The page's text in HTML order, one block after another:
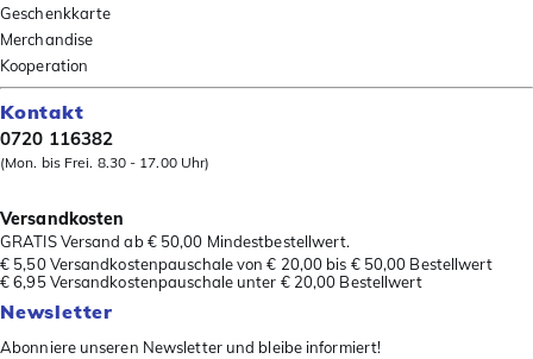
Geschenkkarte
Merchandise
Kooperation
Kontakt
0720 116382
(Mon. bis Frei. 8.30 - 17.00 Uhr)
Versandkosten
GRATIS Versand ab € 50,00 Mindestbestellwert.
€ 5,50 Versandkostenpauschale von € 20,00 bis € 50,00 Bestellwert
€ 6,95 Versandkostenpauschale unter € 20,00 Bestellwert
Newsletter
Abonniere unseren Newsletter und bleibe informiert!